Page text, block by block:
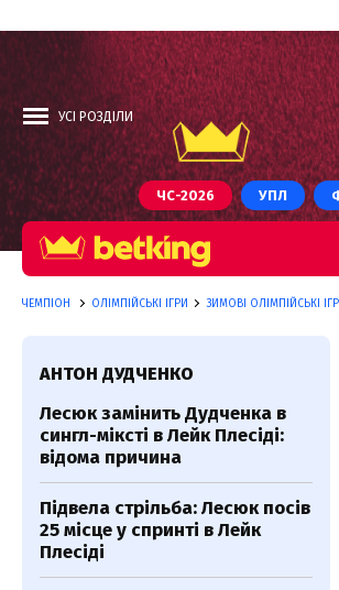
УСІ РОЗДІЛИ
ЧС-2026 УПЛ
ЧЕМПІОН ОЛІМПІЙСЬКІ ІГРИ ЗИМОВІ ОЛІМПІЙСЬКІ
АНТОН ДУДЧЕНКО
Лесюк замінить Дудченка в
сингл-міксті в Лейк Плесіді:
відома причина
Підвела стрільба: Лесюк посів
25 місце у спринті в Лейк
Плесіді